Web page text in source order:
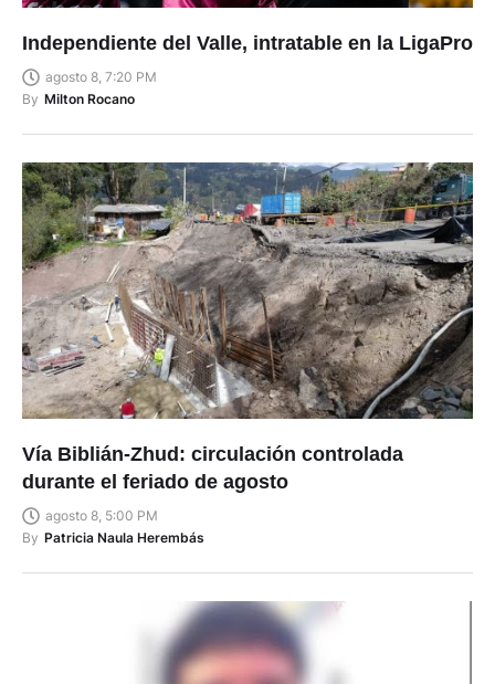
Independiente del Valle, intratable en la LigaPro
agosto 8, 7:20 PM
By Milton Rocano
Vía Biblián-Zhud: circulación controlada
durante el feriado de agosto
agosto 8, 5:00 PM
By Patricia Naula Herembás